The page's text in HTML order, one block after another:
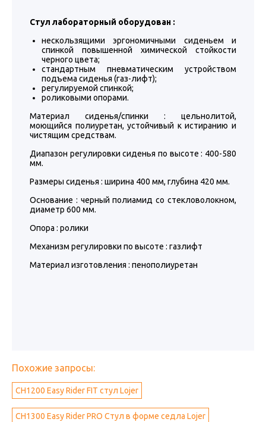
Стул лабораторный оборудован :
нескользящими эргономичными сиденьем и
спинкой повышенной химической стойкости
черного цвета;
стандартным пневматическим устройством
подъема сиденья (газ-лифт);
регулируемой спинкой;
роликовыми опорами.
Материал сиденья/спинки : цельнолитой,
моющийся полиуретан, устойчивый к истиранию и
чистящим средствам.
Диапазон регулировки сиденья по высоте : 400-580
мм.
Размеры сиденья : ширина 400 мм, глубина 420 мм.
Основание : черный полиамид со стекловолокном,
диаметр 600 мм.
Опора : ролики
Механизм регулировки по высоте : газлифт
Материал изготовления : пенополиуретан
Похожие запросы:
CH1200 Easy Rider FIT стул Lojer
CH1300 Easy Rider PRO Стул в форме седла Lojer